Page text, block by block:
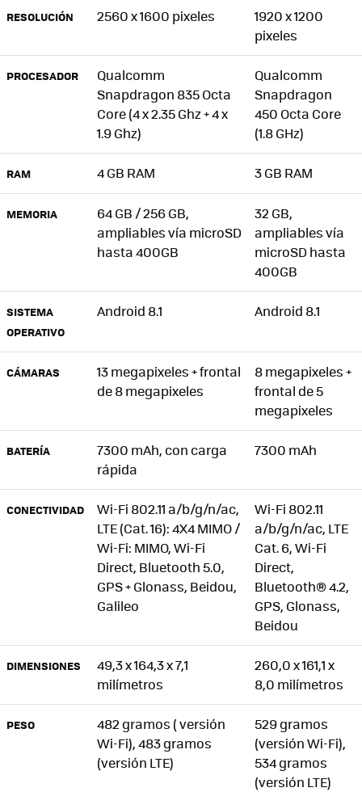
RESOLUCIÓN 2560 x 1600 pixeles
1920 x 1200
pixeles
PROCESADOR
Qualcomm
Snapdragon 835 Octa
Core (4 x 2.35 Ghz + 4 x
1.9 Ghz)
Qualcomm
Snapdragon
450 Octa Core
(1.8 GHz)
RAM 4 GB RAM 3 GB RAM
MEMORIA
64 GB / 256 GB,
ampliables vía microSD
hasta 400GB
32 GB,
ampliables vía
microSD hasta
400GB
SISTEMA
OPERATIVO
Android 8.1 Android 8.1
CÁMARAS
13 megapixeles + frontal
de 8 megapixeles
8 megapixeles +
frontal de 5
megapixeles
BATERÍA
7300 mAh, con carga
rápida
7300 mAh
CONECTIVIDAD
Wi-Fi 802.11 a/b/g/n/ac,
LTE (Cat. 16): 4X4 MIMO /
Wi-Fi: MIMO, Wi-Fi
Direct, Bluetooth 5.0,
GPS + Glonass, Beidou,
Galileo
Wi-Fi 802.11
a/b/g/n/ac, LTE
Cat. 6, Wi-Fi
Direct,
Bluetooth® 4.2,
GPS, Glonass,
Beidou
DIMENSIONES
49,3 x 164,3 x 7,1
milímetros
260,0 x 161,1 x
8,0 milímetros
PESO
482 gramos ( versión
Wi-Fi), 483 gramos
(versión LTE)
529 gramos
(versión Wi-Fi),
534 gramos
(versión LTE)